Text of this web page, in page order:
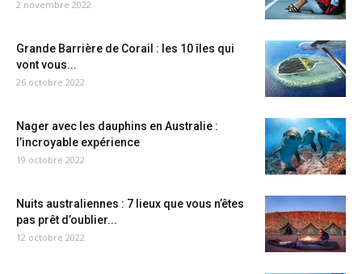
2 novembre 2022
Grande Barrière de Corail : les 10 îles qui
vont vous...
26 octobre 2022
Nager avec les dauphins en Australie :
l’incroyable expérience
19 octobre 2022
Nuits australiennes : 7 lieux que vous n’êtes
pas prêt d’oublier...
12 octobre 2022